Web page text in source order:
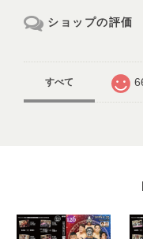
ショップの評価
すべて